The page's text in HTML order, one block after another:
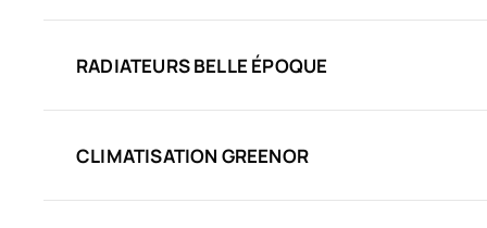
RADIATEURS BELLE ÉPOQUE
CLIMATISATION GREENOR